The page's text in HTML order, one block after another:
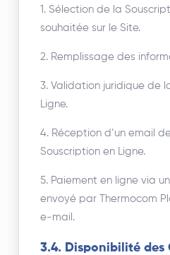
1. Sélection de la
souhaitée sur le Site.
2. Remplissage des
3. Validation juridique de
Ligne.
4. Réception d’un email
Souscription en Ligne.
5. Paiement en ligne via
envoyé par Thermocom
e-mail.
3.4. Disponibilité des